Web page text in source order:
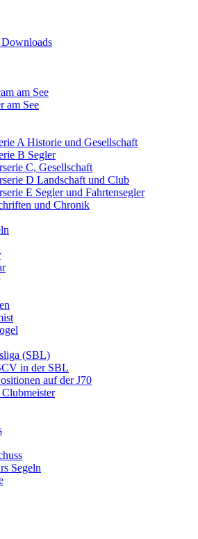
am See
am See
A Historie und Gesellschaft
B Segler
C, Gesellschaft
D Landschaft und Club
E Segler und Fahrtensegler
und Chronik
(SBL)
in der SBL
auf der J70
Segeln